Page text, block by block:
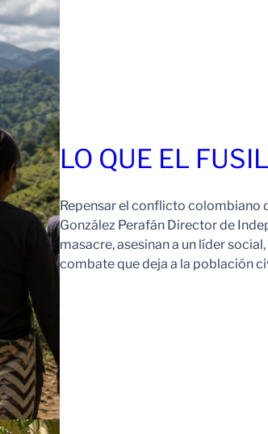
LO QUE EL
Repensar el conflicto colombiano
González Perafán Director de
masacre, asesinan a un líder
combate que deja a la población